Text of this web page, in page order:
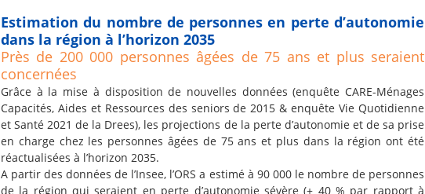
Estimation du nombre de personnes en perte d’autonomie
dans la région à l’horizon 2035
Près de 200 000 personnes âgées de 75 ans et plus seraient
concernées
Grâce à la mise à disposition de nouvelles données (enquête CARE-Ménages
Capacités, Aides et Ressources des seniors de 2015 & enquête Vie Quotidienne
et Santé 2021 de la Drees), les projections de la perte d’autonomie et de sa prise
en charge chez les personnes âgées de 75 ans et plus dans la région ont été
réactualisées à l’horizon 2035.
A partir des données de l’Insee, l’ORS a estimé à 90 000 le nombre de personnes
de la région qui seraient en perte d’autonomie sévère (+ 40 % par rapport à